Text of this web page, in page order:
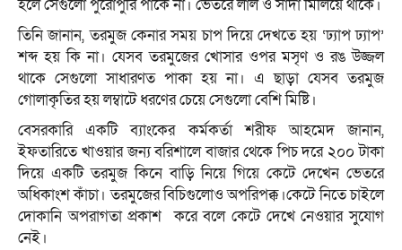
হলে সেগুলো পুরোপুরি পাকে না। ভেতরে লাল ও সাদা মিলিয়ে থাকে।
তিনি জানান, তরমুজ কেনার সময় চাপ দিয়ে দেখতে হয় ‘ঢ্যাপ ঢ্যাপ’
শব্দ হয় কি না। যেসব তরমুজের খোসার ওপর মসৃণ ও রঙ উজ্জল
থাকে সেগুলো সাধারণত পাকা হয় না। এ ছাড়া যেসব তরমুজ
গোলাকৃতির হয় লম্বাটে ধরণের চেয়ে সেগুলো বেশি মিষ্টি।
বেসরকারি একটি ব্যাংকের কর্মকর্তা শরীফ আহমেদ জানান,
ইফতারিতে খাওয়ার জন্য বরিশালে বাজার থেকে পিচ দরে ২০০ টাকা
দিয়ে একটি তরমুজ কিনে বাড়ি নিয়ে গিয়ে কেটে দেখেন ভেতরে
অধিকাংশ কাঁচা। তরমুজের বিচিগুলোও অপরিপক্ক।কেটে নিতে চাইলে
দোকানি অপরাগতা প্রকাশ করে বলে কেটে দেখে নেওয়ার সুযোগ
নেই।